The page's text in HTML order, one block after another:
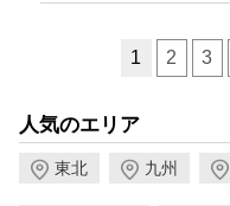
1
2 3
人気のエリア
東北 九州